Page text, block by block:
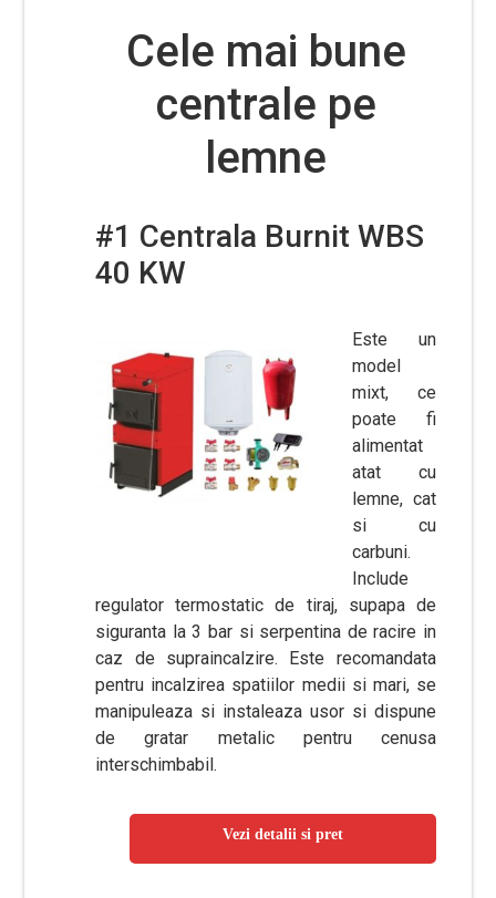
Cele mai bune
centrale pe
lemne
#1 Centrala Burnit WBS
40 KW
Este un
model
mixt, ce
poate fi
alimentat
atat cu
lemne, cat
si cu
carbuni.
Include
regulator termostatic de tiraj, supapa de
siguranta la 3 bar si serpentina de racire in
caz de supraincalzire. Este recomandata
pentru incalzirea spatiilor medii si mari, se
manipuleaza si instaleaza usor si dispune
de gratar metalic pentru cenusa
interschimbabil.
Vezi detalii si pret